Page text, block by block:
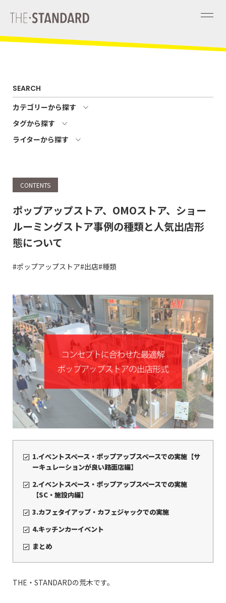
SEARCH
カテゴリーから探す
タグから探す
ライターから探す
CONTENTS
ポップアップストア、OMOストア、ショー
ルーミングストア事例の種類と人気出店形
態について
#ポップアップストア#出店#種類
1.イベントスペース・ポップアップスペースでの実施【サ
ーキュレーションが良い路面店編】
2.イベントスペース・ポップアップスペースでの実施
【SC・施設内編】
3.カフェタイアップ・カフェジャックでの実施
4.キッチンカーイベント
まとめ
THE・STANDARDの荒木です。